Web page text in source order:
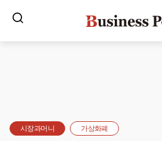
시장과머니 가상화폐